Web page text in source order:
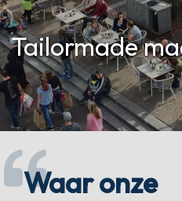
Tailormade
Waar onze